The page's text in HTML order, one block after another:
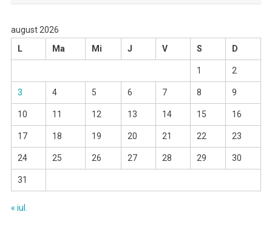
august 2026
L
Ma Mi J V S D
1 2
3 4 5 6 7 8 9
10 11 12 13 14 15 16
17 18 19 20 21 22 23
24 25 26 27 28 29 30
31
« iul.